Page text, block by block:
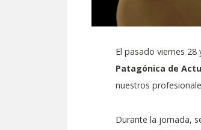
El pasado viernes 28
Patagónica de
nuestros
Durante la jornada,